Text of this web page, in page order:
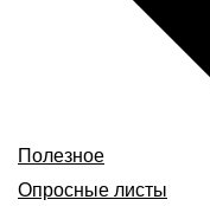
Полезное
Опросные листы